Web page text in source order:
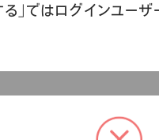
」ではログインユー